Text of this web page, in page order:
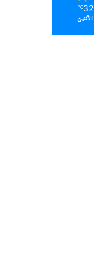
32
℃
الأثنين